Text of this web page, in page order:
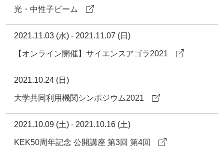
光・中性子ビーム
2021.11.03 (水) - 2021.11.07 (日)
【オンライン開催】サイエンスアゴラ2021
2021.10.24 (日)
大学共同利用機関シンポジウム2021
2021.10.09 (土) - 2021.10.16 (土)
KEK50周年記念 公開講座 第3回 第4回